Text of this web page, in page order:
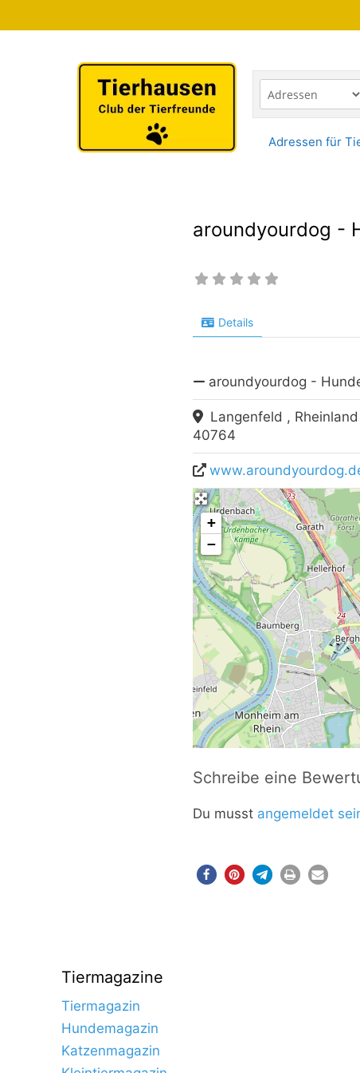
Inhalt
Adressen für
aroundyourdog -
Details
aroundyourdog -
Langenfeld , Rheinland
40764
+
−
Schreibe eine
Du musst angemeldet
Tiermagazine
Tiermagazin
Hundemagazin
Katzenmagazin